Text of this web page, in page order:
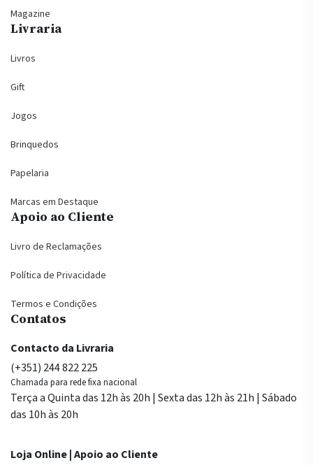
Magazine
Livraria
Livros
Gift
Jogos
Brinquedos
Papelaria
Marcas em Destaque
Apoio ao Cliente
Livro de Reclamações
Política de Privacidade
Termos e Condições
Contatos
Contacto da Livraria
(+351) 244 822 225
Chamada para rede fixa nacional
Terça a Quinta das 12h às 20h | Sexta das 12h às 21h | Sábado
das 10h às 20h
Loja Online | Apoio ao Cliente